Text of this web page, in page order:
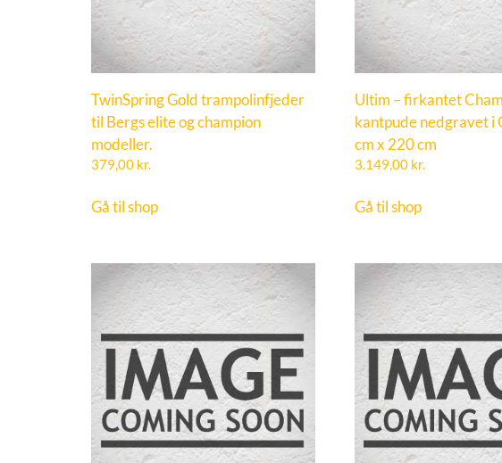
TwinSpring Gold trampolinfjeder
til Bergs elite og champion
modeller.
379,00 kr.
Gå til shop
Ultim – firkantet
kantpude nedgravet i
cm x 220 cm
3.149,00 kr.
Gå til shop